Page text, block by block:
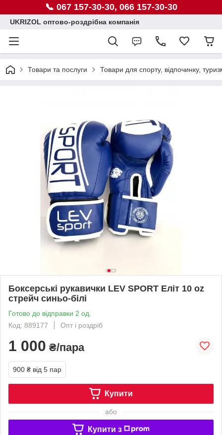
📞 067 157-30-30, 066 157-30-30
UKRIZOL оптово-роздрібна компанія
Товари та послуги Товари для спорту, відпочинку,
Боксерські рукавички LEV SPORT Еліт 10 oz
стрейч синьо-білі
Готово до відправки 2 од.
Код: 889177
Опт і роздріб
1 000 ₴/пара
900 ₴ від 5 пар
Купити
або
Купити з